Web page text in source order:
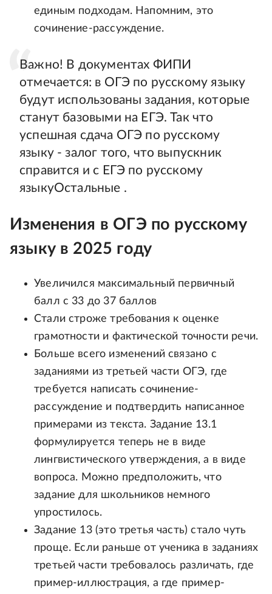
единым подходам. Напомним, это
сочинение-рассуждение.
Важно! В документах ФИПИ
отмечается: в ОГЭ по русскому языку
будут использованы задания, которые
станут базовыми на ЕГЭ. Так что
успешная сдача ОГЭ по русскому
языку - залог того, что выпускник
справится и с ЕГЭ по русскому
языкуОстальные .
Изменения в ОГЭ по русскому
языку в 2025 году
Увеличился максимальный первичный
балл с 33 до 37 баллов
Стали строже требования к оценке
грамотности и фактической точности речи.
Больше всего изменений связано с
заданиями из третьей части ОГЭ, где
требуется написать сочинение-
рассуждение и подтвердить написанное
примерами из текста. Задание 13.1
формулируется теперь не в виде
лингвистического утверждения, а в виде
вопроса. Можно предположить, что
задание для школьников немного
упростилось.
Задание 13 (это третья часть) стало чуть
проще. Если раньше от ученика в заданиях
третьей части требовалось различать, где
пример-иллюстрация, а где пример-